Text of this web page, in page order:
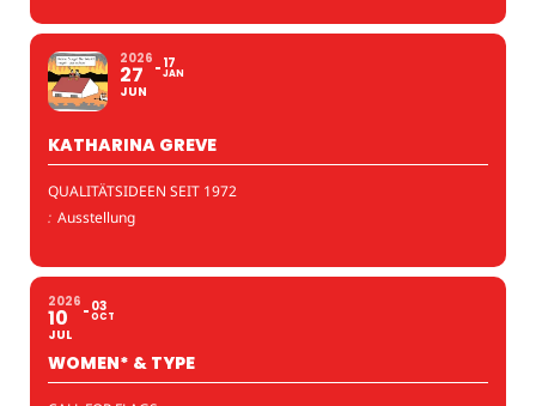
2026
27
JUN
17
JAN
KATHARINA GREVE
QUALITÄTSIDEEN SEIT 1972
: Ausstellung
2026
10
JUL
03
OCT
WOMEN* & TYPE